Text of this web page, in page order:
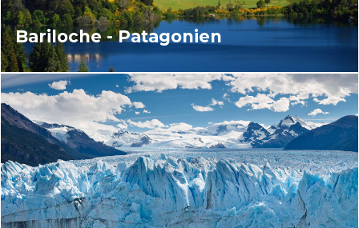
Bariloche - Patagonien